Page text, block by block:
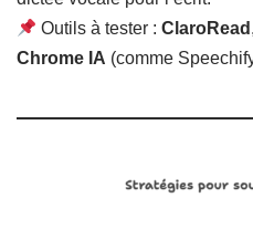
Outils à tester :ClaroRead
Chrome IA (comme